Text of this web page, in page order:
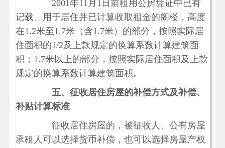
2001年11月1日前租用公房凭证中已有
记载、用于居住并已计算收取租金的阁楼，高度
在1.2米至1.7米（含1.7米）的部分，按照实际居
住面积的1/2及上款规定的换算系数计算建筑面
积；1.7米以上的部分，按照实际居住面积及上款
规定的换算系数计算建筑面积。
五、征收居住房屋的补偿方式及补偿、
补贴计算标准
征收居住房屋的，被征收人、公有房屋
承租人可以选择货币补偿，也可以选择房屋产权